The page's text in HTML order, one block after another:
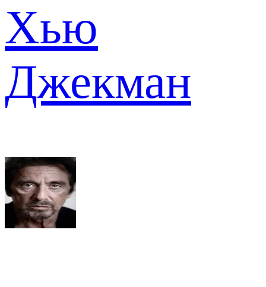
Хью
Джекман